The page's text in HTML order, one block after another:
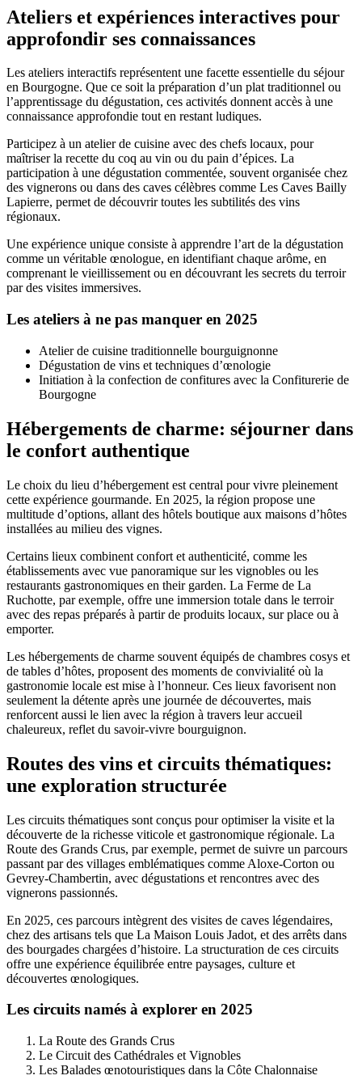
Ateliers et expériences interactives pour
approfondir ses connaissances
Les ateliers interactifs représentent une facette essentielle du séjour
en Bourgogne. Que ce soit la préparation d’un plat traditionnel ou
l’apprentissage du dégustation, ces activités donnent accès à une
connaissance approfondie tout en restant ludiques.
Participez à un atelier de cuisine avec des chefs locaux, pour
maîtriser la recette du coq au vin ou du pain d’épices. La
participation à une dégustation commentée, souvent organisée chez
des vignerons ou dans des caves célèbres comme Les Caves Bailly
Lapierre, permet de découvrir toutes les subtilités des vins
régionaux.
Une expérience unique consiste à apprendre l’art de la dégustation
comme un véritable œnologue, en identifiant chaque arôme, en
comprenant le vieillissement ou en découvrant les secrets du terroir
par des visites immersives.
Les ateliers à ne pas manquer en 2025
Atelier de cuisine traditionnelle bourguignonne
Dégustation de vins et techniques d’œnologie
Initiation à la confection de confitures avec la Confiturerie de
Bourgogne
Hébergements de charme: séjourner dans
le confort authentique
Le choix du lieu d’hébergement est central pour vivre pleinement
cette expérience gourmande. En 2025, la région propose une
multitude d’options, allant des hôtels boutique aux maisons d’hôtes
installées au milieu des vignes.
Certains lieux combinent confort et authenticité, comme les
établissements avec vue panoramique sur les vignobles ou les
restaurants gastronomiques en their garden. La Ferme de La
Ruchotte, par exemple, offre une immersion totale dans le terroir
avec des repas préparés à partir de produits locaux, sur place ou à
emporter.
Les hébergements de charme souvent équipés de chambres cosys et
de tables d’hôtes, proposent des moments de convivialité où la
gastronomie locale est mise à l’honneur. Ces lieux favorisent non
seulement la détente après une journée de découvertes, mais
renforcent aussi le lien avec la région à travers leur accueil
chaleureux, reflet du savoir-vivre bourguignon.
Routes des vins et circuits thématiques:
une exploration structurée
Les circuits thématiques sont conçus pour optimiser la visite et la
découverte de la richesse viticole et gastronomique régionale. La
Route des Grands Crus, par exemple, permet de suivre un parcours
passant par des villages emblématiques comme Aloxe-Corton ou
Gevrey-Chambertin, avec dégustations et rencontres avec des
vignerons passionnés.
En 2025, ces parcours intègrent des visites de caves légendaires,
chez des artisans tels que La Maison Louis Jadot, et des arrêts dans
des bourgades chargées d’histoire. La structuration de ces circuits
offre une expérience équilibrée entre paysages, culture et
découvertes œnologiques.
Les circuits namés à explorer en 2025
La Route des Grands Crus
Le Circuit des Cathédrales et Vignobles
Les Balades œnotouristiques dans la Côte Chalonnaise